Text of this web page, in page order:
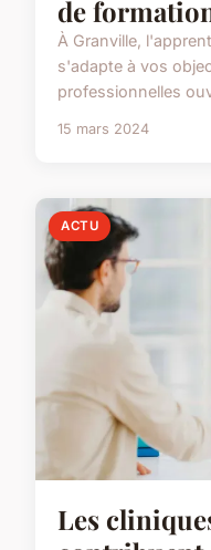
de
À Granville,
s'adapte à vos
professionnelles
15 mars 2024
ACTU
Les